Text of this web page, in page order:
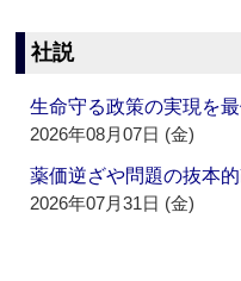
社説
生命守る政策の実現を
2026年08月07日 (金)
薬価逆ざや問題の抜本
2026年07月31日 (金)